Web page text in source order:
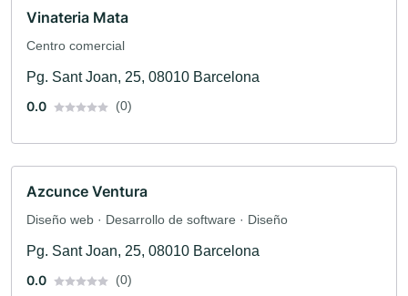
Vinateria Mata
Centro comercial
Pg. Sant Joan, 25, 08010 Barcelona
0.0
(0)
Azcunce Ventura
Diseño web · Desarrollo de software · Diseño
Pg. Sant Joan, 25, 08010 Barcelona
0.0
(0)